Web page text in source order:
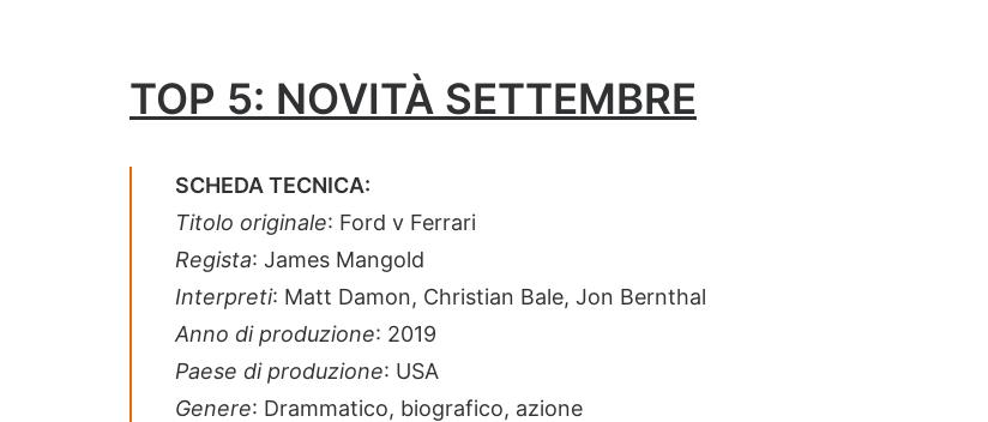
TOP 5: NOVITÀ SETTEMBRE
SCHEDA TECNICA:
Titolo originale: Ford v Ferrari
Regista: James Mangold
Interpreti: Matt Damon, Christian Bale, Jon Bernthal
Anno di produzione: 2019
Paese di produzione: USA
Genere: Drammatico, biografico, azione